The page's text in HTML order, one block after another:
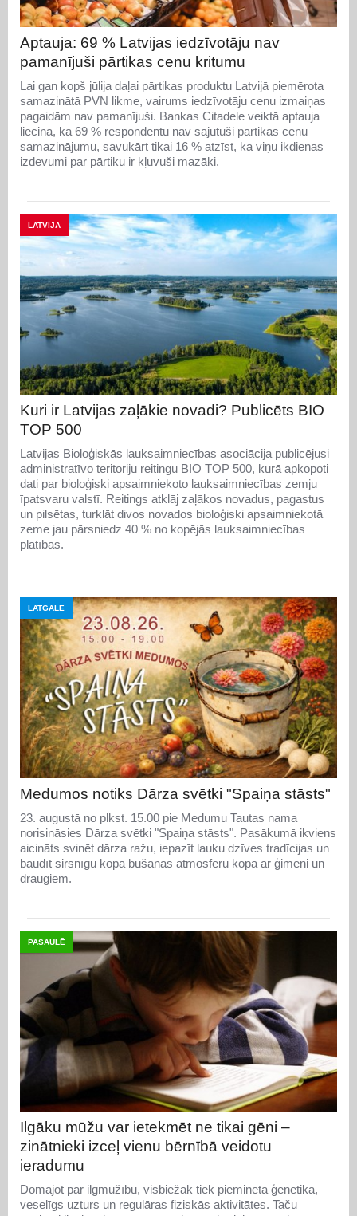
Aptauja: 69 % Latvijas iedzīvotāju nav
pamanījuši pārtikas cenu kritumu
Lai gan kopš jūlija daļai pārtikas produktu Latvijā piemērota
samazinātā PVN likme, vairums iedzīvotāju cenu izmaiņas
pagaidām nav pamanījuši. Bankas Citadele veiktā aptauja
liecina, ka 69 % respondentu nav sajutuši pārtikas cenu
samazinājumu, savukārt tikai 16 % atzīst, ka viņu ikdienas
izdevumi par pārtiku ir kļuvuši mazāki.
LATVIJA
Kuri ir Latvijas zaļākie novadi? Publicēts BIO
TOP 500
Latvijas Bioloģiskās lauksaimniecības asociācija publicējusi
administratīvo teritoriju reitingu BIO TOP 500, kurā apkopoti
dati par bioloģiski apsaimniekoto lauksaimniecības zemju
īpatsvaru valstī. Reitings atklāj zaļākos novadus, pagastus
un pilsētas, turklāt divos novados bioloģiski apsaimniekotā
zeme jau pārsniedz 40 % no kopējās lauksaimniecības
platības.
LATGALE
Medumos notiks Dārza svētki "Spaiņa stāsts"
23. augustā no plkst. 15.00 pie Medumu Tautas nama
norisināsies Dārza svētki "Spaiņa stāsts". Pasākumā ikviens
aicināts svinēt dārza ražu, iepazīt lauku dzīves tradīcijas un
baudīt sirsnīgu kopā būšanas atmosfēru kopā ar ģimeni un
draugiem.
PASAULĒ
Ilgāku mūžu var ietekmēt ne tikai gēni –
zinātnieki izceļ vienu bērnībā veidotu
ieradumu
Domājot par ilgmūžību, visbiežāk tiek pieminēta ģenētika,
veselīgs uzturs un regulāras fiziskās aktivitātes. Taču